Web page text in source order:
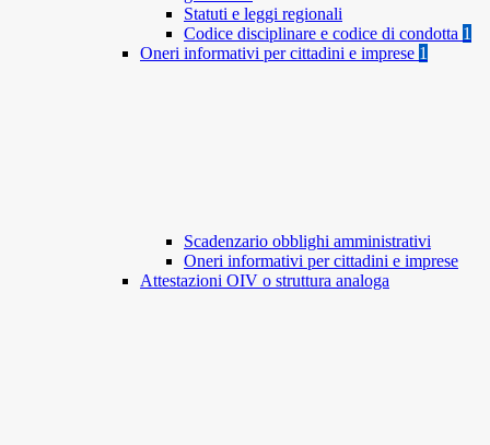
Statuti e leggi regionali
Codice disciplinare e codice di condotta 1
Oneri informativi per cittadini e imprese 1
Scadenzario obblighi amministrativi
Oneri informativi per cittadini e imprese
Attestazioni OIV o struttura analoga